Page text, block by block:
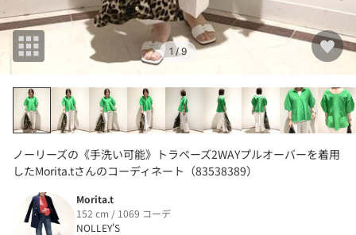
1 / 9
ノーリーズの《手洗い可能》トラペーズ2WAYプルオーバーを着用
したMorita.tさんのコーディネート（83538389）
Morita.t
152 cm / 1069 コーデ
NOLLEY'S